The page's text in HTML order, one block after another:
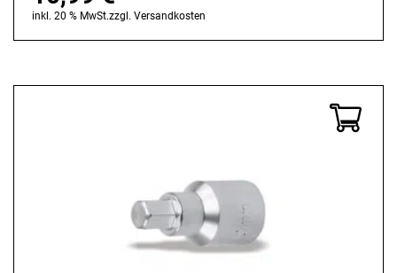
inkl. 20 % MwSt.zzgl. Versandkosten